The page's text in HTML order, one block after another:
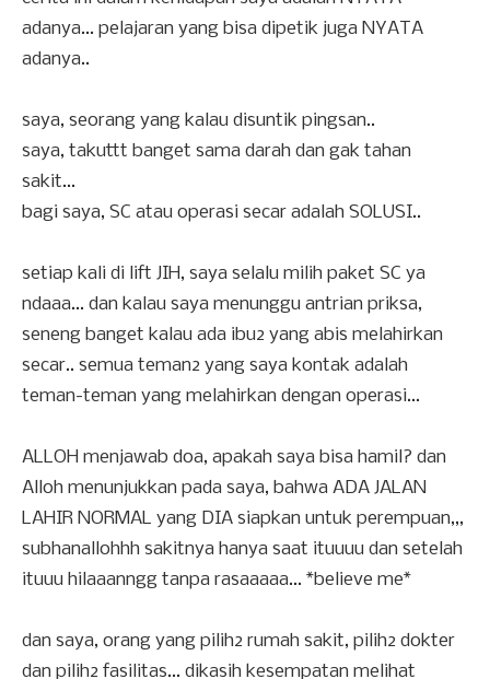
adanya... pelajaran yang bisa dipetik juga NYATA
adanya..
saya, seorang yang kalau disuntik pingsan..
saya, takuttt banget sama darah dan gak tahan
sakit...
bagi saya, SC atau operasi secar adalah SOLUSI..
setiap kali di lift JIH, saya selalu milih paket SC ya
ndaaa... dan kalau saya menunggu antrian priksa,
seneng banget kalau ada ibu2 yang abis melahirkan
secar.. semua teman2 yang saya kontak adalah
teman-teman yang melahirkan dengan operasi...
ALLOH menjawab doa, apakah saya bisa hamil? dan
Alloh menunjukkan pada saya, bahwa ADA JALAN
LAHIR NORMAL yang DIA siapkan untuk perempuan,,,
subhanallohhh sakitnya hanya saat ituuuu dan setelah
ituuu hilaaanngg tanpa rasaaaaa... *believe me*
dan saya, orang yang pilih2 rumah sakit, pilih2 dokter
dan pilih2 fasilitas... dikasih kesempatan melihat